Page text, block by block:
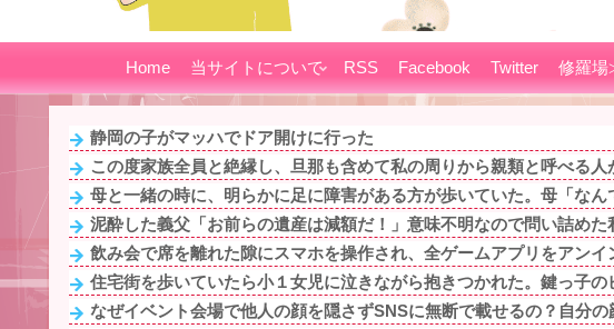
Home 当サイトについて RSS Facebook Twitter 修羅
静岡の子がマッハでドア開けに行った
この度家族全員と絶縁し、旦那も含めて私の周りから親類と呼べる人
母と一緒の時に、明らかに足に障害がある方が歩いていた。母「なん
泥酔した義父「お前らの遺産は減額だ！」意味不明なので問い詰めた
飲み会で席を離れた隙にスマホを操作され、全ゲームアプリをアンイ
住宅街を歩いていたら小１女児に泣きながら抱きつかれた。鍵っ子の
なぜイベント会場で他人の顔を隠さずSNSに無断で載せるの？自分の